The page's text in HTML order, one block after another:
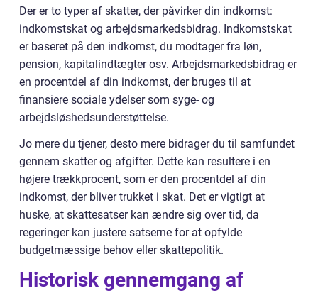
Der er to typer af skatter, der påvirker din indkomst:
indkomstskat og arbejdsmarkedsbidrag. Indkomstskat
er baseret på den indkomst, du modtager fra løn,
pension, kapitalindtægter osv. Arbejdsmarkedsbidrag er
en procentdel af din indkomst, der bruges til at
finansiere sociale ydelser som syge- og
arbejdsløshedsunderstøttelse.
Jo mere du tjener, desto mere bidrager du til samfundet
gennem skatter og afgifter. Dette kan resultere i en
højere trækkprocent, som er den procentdel af din
indkomst, der bliver trukket i skat. Det er vigtigt at
huske, at skattesatser kan ændre sig over tid, da
regeringer kan justere satserne for at opfylde
budgetmæssige behov eller skattepolitik.
Historisk gennemgang af